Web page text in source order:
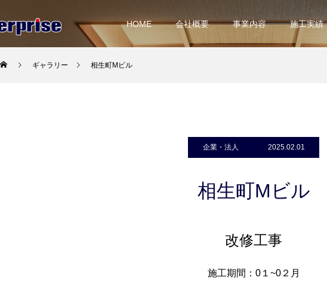
HOME 会社概要 事業内容 施工実績
ギャラリー 相生町Mビル
企業・法人 2025.02.01
相生町Mビル
改修工事
施工期間：0１~0２月